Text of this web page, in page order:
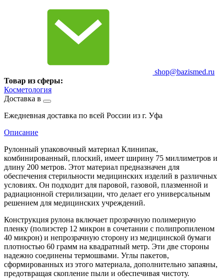
shop@bazismed.ru
Товар из сферы:
Косметология
Доставка в
Ежедневная доставка по всей России из г. Уфа
Описание
Рулонный упаковочный материал Клинипак,
комбинированный, плоский, имеет ширину 75 миллиметров и
длину 200 метров. Этот материал предназначен для
обеспечения стерильности медицинских изделий в различных
условиях. Он подходит для паровой, газовой, плазменной и
радиационной стерилизации, что делает его универсальным
решением для медицинских учреждений.
Конструкция рулона включает прозрачную полимерную
пленку (полиэстер 12 микрон в сочетании с полипропиленом
40 микрон) и непрозрачную сторону из медицинской бумаги
плотностью 60 грамм на квадратный метр. Эти две стороны
надежно соединены термошвами. Углы пакетов,
сформированных из этого материала, дополнительно запаяны,
предотвращая скопление пыли и обеспечивая чистоту.